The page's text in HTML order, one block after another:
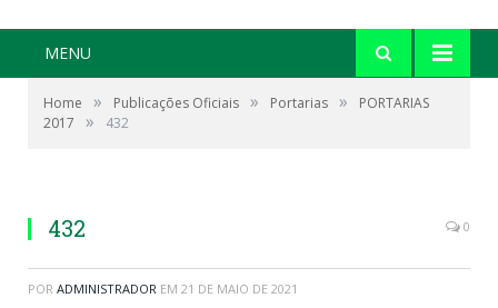
MENU
Home » Publicações Oficiais » Portarias »
PORTARIAS
2017
» 432
432 0
POR ADMINISTRADOR EM 21 DE MAIO DE 2021